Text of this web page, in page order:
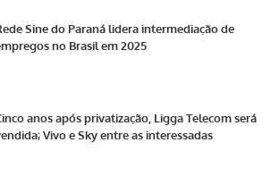
Sine do Paraná lidera intermediação de
no Brasil em 2025
anos após privatização, Ligga Telecom será
Vivo e Sky entre as interessadas